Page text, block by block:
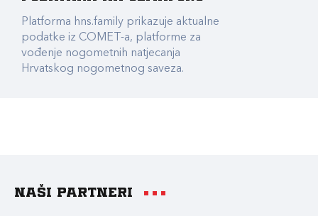
Platforma hns.family prikazuje aktualne
podatke iz COMET-a, platforme za
vođenje nogometnih natjecanja
Hrvatskog nogometnog saveza.
Naši partneri